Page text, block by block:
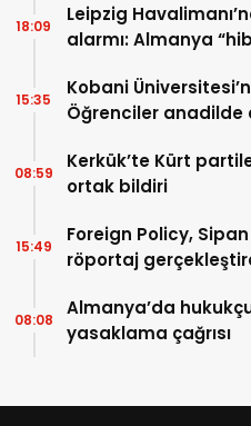
Leipzig
alarmı: Almanya
18:09
Kobani
Öğrenciler
15:35
Kerkük’te Kürt
ortak bildiri
08:59
Foreign Policy,
röportaj
15:49
Almanya’da
yasaklama çağrısı
08:08